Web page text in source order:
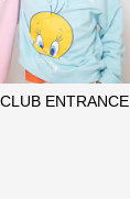
ENTRANCE